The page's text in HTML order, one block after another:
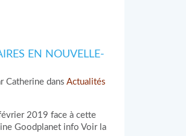
EN NOUVELLE-
Catherine dans Actualités
2019 face à cette
Goodplanet info Voir la